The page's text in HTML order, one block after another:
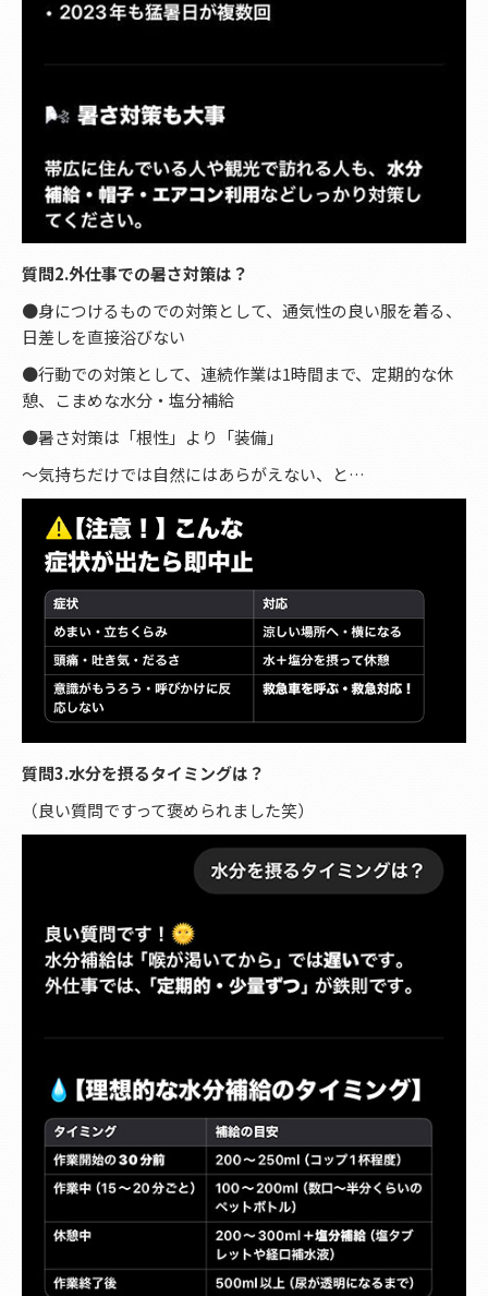
質問2.外仕事での暑さ対策は？
●身につけるものでの対策として、通気性の良い服を着る、
日差しを直接浴びない
●行動での対策として、連続作業は1時間まで、定期的な休
憩、こまめな水分・塩分補給
●暑さ対策は「根性」より「装備」
〜気持ちだけでは自然にはあらがえない、と…
質問3.水分を摂るタイミングは？
（良い質問ですって褒められました笑）